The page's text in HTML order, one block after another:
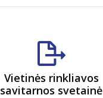
Vietinės rinkliavos
savitarnos svetainė